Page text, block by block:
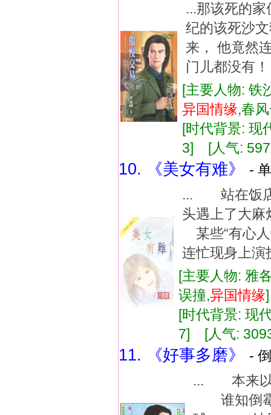
...那该死的
纪的该死沙
来， 他竟然
门儿都没有
[主要人物:
异国情缘,春
[时代背景:
3] [人气:
10. 《美女有难》
-
... 站在饭店
头遇上了大
某些“有心
连忙现身上
[主要人物: 雅
误撞,异国情缘
[时代背景: 现
7] [人气:
11. 《好事多磨》
-
... 本来以
谁知倒霉